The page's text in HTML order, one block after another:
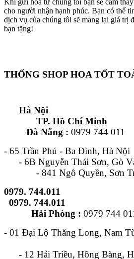
cho người nhận hạnh phúc. Bạn có thể
dịch vụ của chúng tôi sẽ mang lại giá trị
bạn tặng!
THỐNG SHOP HOA TỐT
Hà
TP. Hồ
Đà Nẵng : 0979 744 011
- 65 Trần Phú - Ba
- 6B Nguyễn Thái Sơn,
- 841 Ngô Quyền, Sơn
0979. 744.011
0979. 744.011
Hải Phòng : 0979 744
- 01 Đại Lộ Thăng Long,
- 12 Hải Triều, Hồng Bàng,